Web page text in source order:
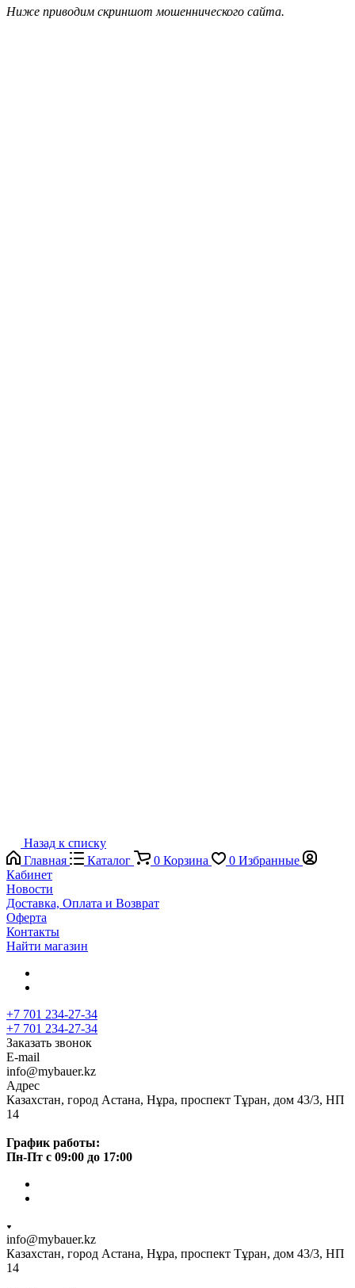
Ниже приводим скриншот мошеннического сайта.
Назад к списку
Главная
Каталог 0 Корзина 0 Избранные
Кабинет
Новости
Доставка, Оплата и Возврат
Оферта
Контакты
Найти магазин
+7 701 234-27-34
+7 701 234-27-34
Заказать звонок
E-mail
info@mybauer.kz
Адрес
Казахстан, город Астана, Нұра, проспект Тұран, дом 43/3, НП
14
График работы:
Пн-Пт с 09:00 до 17:00
info@mybauer.kz
Казахстан, город Астана, Нұра, проспект Тұран, дом 43/3, НП
14